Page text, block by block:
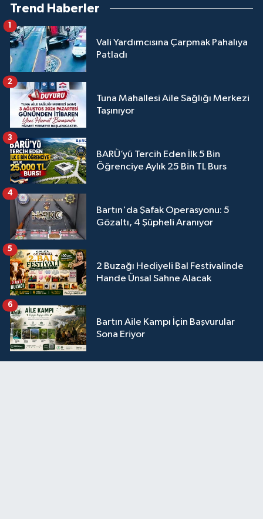
Trend Haberler
Vali Yardımcısına Çarpmak Pahalıya
Patladı
1
Tuna Mahallesi Aile Sağlığı Merkezi
Taşınıyor
2
BARÜ’yü Tercih Eden İlk 5 Bin
Öğrenciye Aylık 25 Bin TL Burs
3
Bartın'da Şafak Operasyonu: 5
Gözaltı, 4 Şüpheli Aranıyor
4
2 Buzağı Hediyeli Bal Festivalinde
Hande Ünsal Sahne Alacak
5
Bartın Aile Kampı İçin Başvurular
Sona Eriyor
6